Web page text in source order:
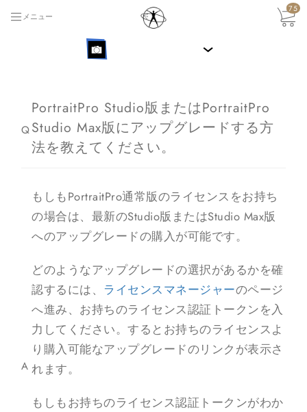
メニュー
75
›
Q
PortraitPro Studio版またはPortraitPro
Studio Max版にアップグレードする方
法を教えてください。
A
もしもPortraitPro通常版のライセンスをお持ち
の場合は、最新のStudio版またはStudio Max版
へのアップグレードの購入が可能です。
どのようなアップグレードの選択があるかを確
認するには、 ライセンスマネージャーのページ
へ進み、お持ちのライセンス認証トークンを入
力してください。するとお持ちのライセンスよ
り購入可能なアップグレードのリンクが表示さ
れます。
もしもお持ちのライセンス認証トークンがわか